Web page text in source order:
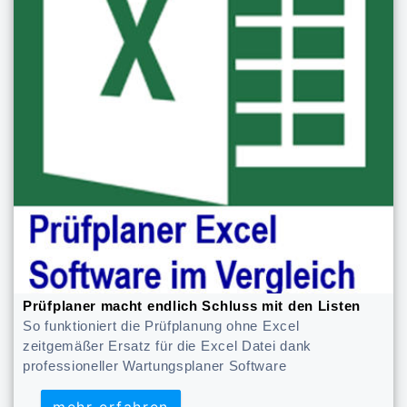
Prüfplaner macht endlich Schluss mit den Listen
So funktioniert die Prüfplanung ohne Excel
zeitgemäßer Ersatz für die Excel Datei dank
professioneller Wartungsplaner Software